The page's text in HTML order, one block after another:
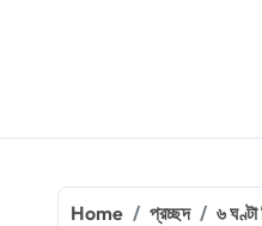
Home প্রচ্ছদ ৬ ঘণ্টা